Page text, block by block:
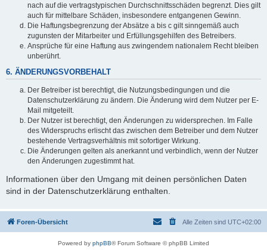
nach auf die vertragstypischen Durchschnittsschäden begrenzt. Dies gilt
auch für mittelbare Schäden, insbesondere entgangenen Gewinn.
Die Haftungsbegrenzung der Absätze a bis c gilt sinngemäß auch
zugunsten der Mitarbeiter und Erfüllungsgehilfen des Betreibers.
Ansprüche für eine Haftung aus zwingendem nationalem Recht bleiben
unberührt.
6. ÄNDERUNGSVORBEHALT
Der Betreiber ist berechtigt, die Nutzungsbedingungen und die
Datenschutzerklärung zu ändern. Die Änderung wird dem Nutzer per E-
Mail mitgeteilt.
Der Nutzer ist berechtigt, den Änderungen zu widersprechen. Im Falle
des Widerspruchs erlischt das zwischen dem Betreiber und dem Nutzer
bestehende Vertragsverhältnis mit sofortiger Wirkung.
Die Änderungen gelten als anerkannt und verbindlich, wenn der Nutzer
den Änderungen zugestimmt hat.
Informationen über den Umgang mit deinen persönlichen Daten
sind in der Datenschutzerklärung enthalten.
Foren-Übersicht Alle Zeiten sind UTC+02:00
Powered by phpBB® Forum Software © phpBB Limited